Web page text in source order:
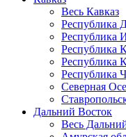
Весь Кавказ
Республика
Республика
Республика
Республика
Республика
Северная
Дальний Восток
Весь